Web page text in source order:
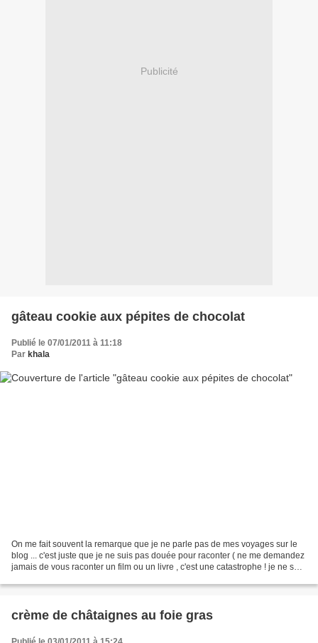
Publicité
gâteau cookie aux pépites de chocolat
Publié le 07/01/2011 à 11:18
Par khala
On me fait souvent la remarque que je ne parle pas de mes voyages sur le
blog ... c'est juste que je ne suis pas douée pour raconter ( ne me demandez
jamais de vous raconter un film ou un livre , c'est une catastrophe ! je ne sais
crème de châtaignes au foie gras